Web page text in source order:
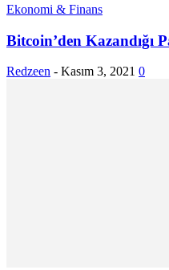
Ekonomi & Finans
Bitcoin’den Kazandığı
Redzeen - Kasım 3, 2021 0